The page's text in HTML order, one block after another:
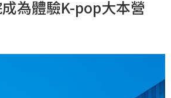
為體驗K-pop大本營